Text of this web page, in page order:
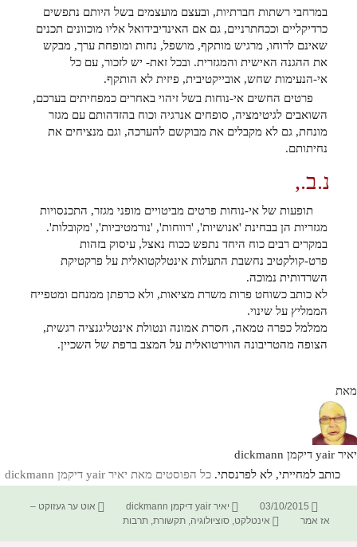
במרחבי רשתות חברתיות, ובעצם מועצמים בשל היותם נתפשים
כרדיקליים וככחתרניים, גם אם האינדיבידואל אליו מוכוונים תכנים
שאינם לרוחו, מרגיש מותקף, מושפל, נחות ומופחת ערך, מבקש
את ההגנה האישית והמגזרית. ובכל זאת- יש לזכור, עם כל
אי-הנעימות שחש, אובייקטיבית, פיזית לא הותקף.
פרטים החשים אי-נוחות בשל זיהוי באחרים כמפחיתים בערכם,
השואבים לגיטימציה, סופחים אנרגיה וכוח בהזדהותם עם מגזר
מונחת, גם לא מקבלים את מבוקשם להערכה, וגם מנציחים את
נחיתותם.
נ.ב.,
תופעות של אי-נוחות פרטים מביטויים מופני מגזר, התכנסויות
מגזריות הן בבחינת 'אנושיות', 'רווחות', 'נורמטיביות', 'מקובלות'.
במקרים רבים כוח היחד נתפש ככוח נאצל, עיסוק בזהות
פרט-קולקטיב נחשבת התעלות אינטלקטואלית על פרקטיקת
השרדותית נמוכה.
לא כותב כשוחט פרות משרת מציאות, ולא כרפתן ממנחם ומטפייח
הממליץ על שינוי.
ממלמל כפרה טמאה, חסרת אמונה ונטולת אינטליגנציה רגשית,
הצופה מהטריבונה הווירטואלית על המצב ברפת של השכיין.
מאת
יאיר yair דיקמן dickmann
כותב למחייתי, לא לפרנסתי. כל הפוסטים מאת יאיר yair דיקמן dickmann‏
פורסם
בתאריך
03/10/2015 מחבר
יאיר yair דיקמן dickmann קטגוריות
אוט ער געזוקט –
אז אמר
תגיות
אינטלקט,סוציולוגיה,תקשורת,תרבות